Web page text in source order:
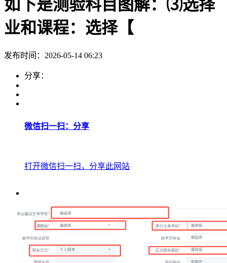
如下是测验科目图解：⑶选择
业和课程：选择【
发布时间：2026-05-14 06:23
分享：
微信扫一扫：分享
打开微信扫一扫，分享此网站